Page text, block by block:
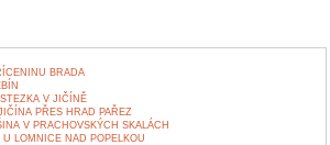
BRADA
V JIČÍNĚ
PŘES HRAD PAŘEZ
V PRACHOVSKÝCH SKALÁCH
LOMNICE NAD POPELKOU